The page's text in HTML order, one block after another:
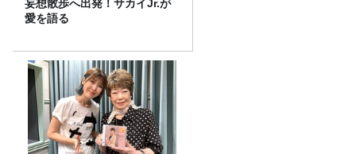
妄想散歩へ出発！サカイJr.が
愛を語る